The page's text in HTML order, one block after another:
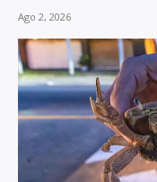
Ago 2, 2026